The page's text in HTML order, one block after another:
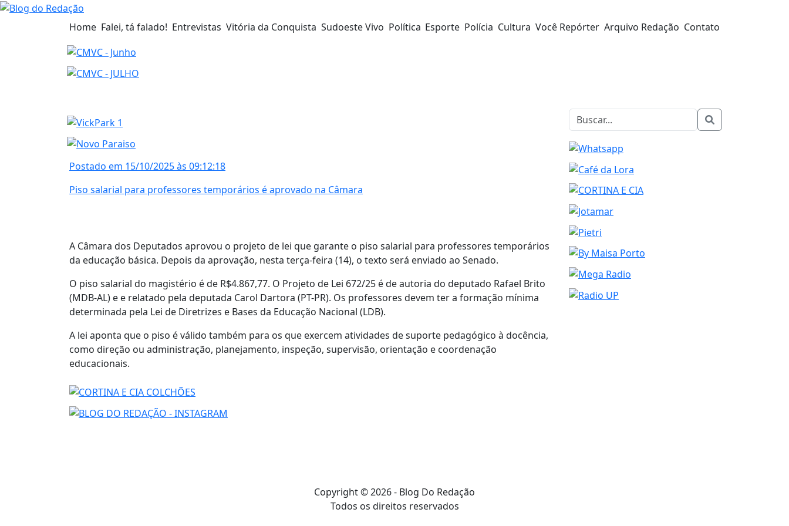
Home Falei, tá falado! Entrevistas Vitória da Conquista Sudoeste Vivo Política Esporte Polícia Cultura Você Repórter Arquivo Redação Contato
Postado em 15/10/2025 às 09:12:18
Piso salarial para professores temporários é aprovado na Câmara
A Câmara dos Deputados aprovou o projeto de lei que garante o piso salarial para professores temporários
da educação básica. Depois da aprovação, nesta terça-feira (14), o texto será enviado ao Senado.
O piso salarial do magistério é de R$4.867,77. O Projeto de Lei 672/25 é de autoria do deputado Rafael Brito
(MDB-AL) e e relatado pela deputada Carol Dartora (PT-PR). Os professores devem ter a formação mínima
determinada pela Lei de Diretrizes e Bases da Educação Nacional (LDB).
A lei aponta que o piso é válido também para os que exercem atividades de suporte pedagógico à docência,
como direção ou administração, planejamento, inspeção, supervisão, orientação e coordenação
educacionais.
Copyright © 2026 - Blog Do Redação
Todos os direitos reservados